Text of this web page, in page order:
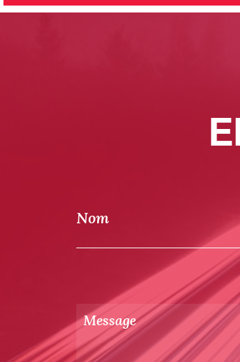
Nom